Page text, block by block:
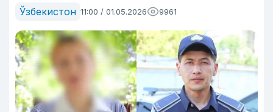
Ўзбекистон 11:00 / 01.05.2026 9961